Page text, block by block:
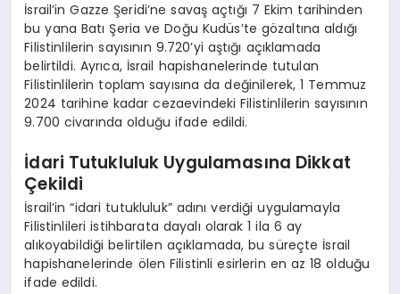
İsrail’in Gazze Şeridi’ne savaş açtığı 7 Ekim tarihinden
bu yana Batı Şeria ve Doğu Kudüs’te gözaltına aldığı
Filistinlilerin sayısının 9.720’yi aştığı açıklamada
belirtildi. Ayrıca, İsrail hapishanelerinde tutulan
Filistinlilerin toplam sayısına da değinilerek, 1 Temmuz
2024 tarihine kadar cezaevindeki Filistinlilerin sayısının
9.700 civarında olduğu ifade edildi.
İdari Tutukluluk Uygulamasına Dikkat
Çekildi
İsrail’in “idari tutukluluk” adını verdiği uygulamayla
Filistinlileri istihbarata dayalı olarak 1 ila 6 ay
alıkoyabildiği belirtilen açıklamada, bu süreçte İsrail
hapishanelerinde ölen Filistinli esirlerin en az 18 olduğu
ifade edildi.